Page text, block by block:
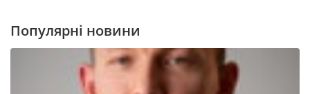
Популярні новини